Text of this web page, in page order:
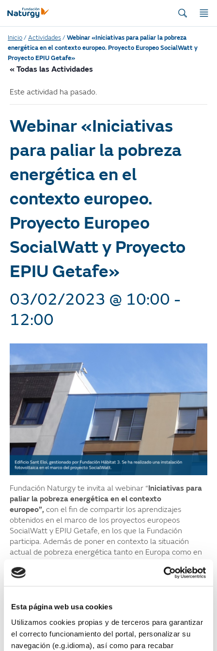
Esta página web usa cookies
Utilizamos cookies propias y de terceros para garantizar
el correcto funcionamiento del portal, personalizar su
navegación (e.g.idioma), así como para recabar
Inicio/Actividades/Webinar «Iniciativas para paliar la pobreza
energética en el contexto europeo. Proyecto Europeo SocialWatt y
Proyecto EPIU Getafe»
« Todas las Actividades
Este actividad ha pasado.
Webinar «Iniciativas
para paliar la pobreza
energética en el
contexto europeo.
Proyecto Europeo
SocialWatt y Proyecto
EPIU Getafe»
03/02/2023 @ 10:00 -
12:00
Fundación Naturgy te invita al webinar “Iniciativas para
paliar la pobreza energética en el contexto
europeo”, con el fin de compartir los aprendizajes
obtenidos en el marco de los proyectos europeos
SocialWatt y EPIU Getafe, en los que la Fundación
participa. Además de poner en contexto la situación
actual de pobreza energética tanto en Europa como en
normativa y conocer casos prácticos de éxito llevados a
cabo en ambos proyectos.
Programa
10.00h. Inauguración
Ester Sevilla García,Directora de Proyectos